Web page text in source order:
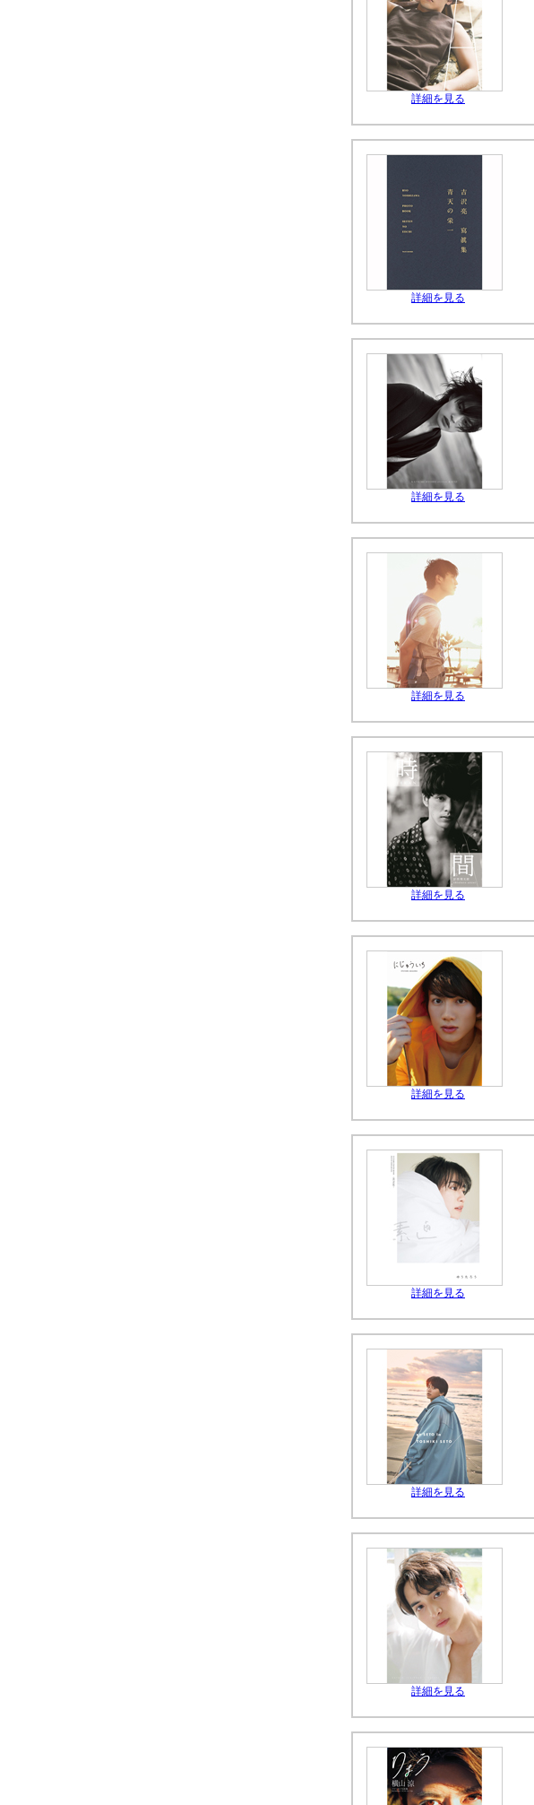
詳細を見る
詳細を見る
詳細を見る
詳細を見る
詳細を見る
詳細を見る
詳細を見る
詳細を見る
詳細を見る